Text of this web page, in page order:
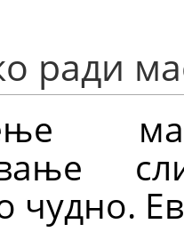
ради
чудно.